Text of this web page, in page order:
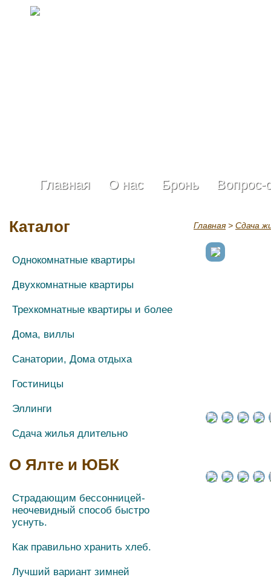
Главная О нас Бронь Вопрос-
Каталог
Однокомнатные квартиры
Двухкомнатные квартиры
Трехкомнатные квартиры и более
Дома, виллы
Санатории, Дома отдыха
Гостиницы
Эллинги
Сдача жилья длительно
О Ялте и ЮБК
Страдающим бессонницей-
неочевидный способ быстро
уснуть.
Как правильно хранить хлеб.
Лучший вариант зимней
Главная> Сдача